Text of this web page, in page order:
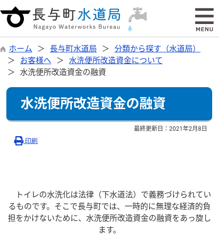
ホーム 長与町水道局
分類から探す（水道局）
お客様へ
水洗便所改造資金について
水洗便所改造資金の融資
水洗便所改造資金の融資
最終更新日：2021年2月8日
印刷
トイレの水洗化は法律（下水道法）で義務づけられてい
るものです。そこで長与町では、一時的に無理な経済的負
担をかけないために、水洗便所改造資金の融資をあっ旋し
ます。